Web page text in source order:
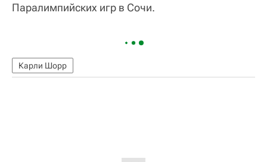
Паралимпийских игр в Сочи.
Карли Шорр